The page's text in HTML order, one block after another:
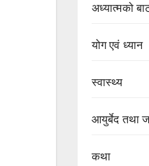
अध्यात्मको
योग एवं ध्यान
स्वास्थ्य
आयुर्बेद तथा
कथा